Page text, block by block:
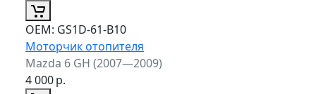
ОЕМ: GS1D-61-B10
Моторчик отопителя
Mazda 6 GH (2007—2009)
4 000р.